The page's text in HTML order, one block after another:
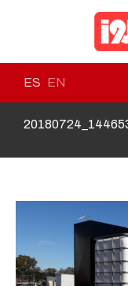
ES EN